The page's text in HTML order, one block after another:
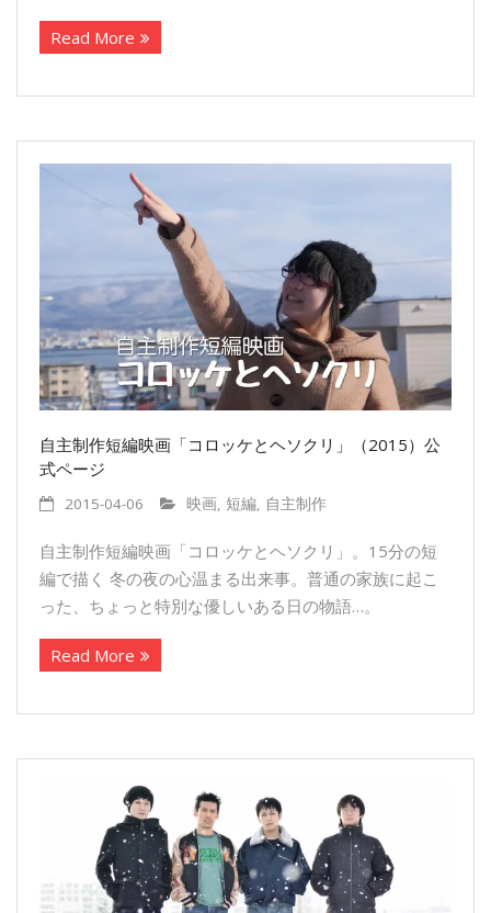
Read More
自主制作短編映画「コロッケとヘソクリ」（2015）公
式ページ
2015-04-06 映画, 短編, 自主制作
自主制作短編映画「コロッケとヘソクリ」。15分の短
編で描く 冬の夜の心温まる出来事。普通の家族に起こ
った、ちょっと特別な優しいある日の物語…。
Read More